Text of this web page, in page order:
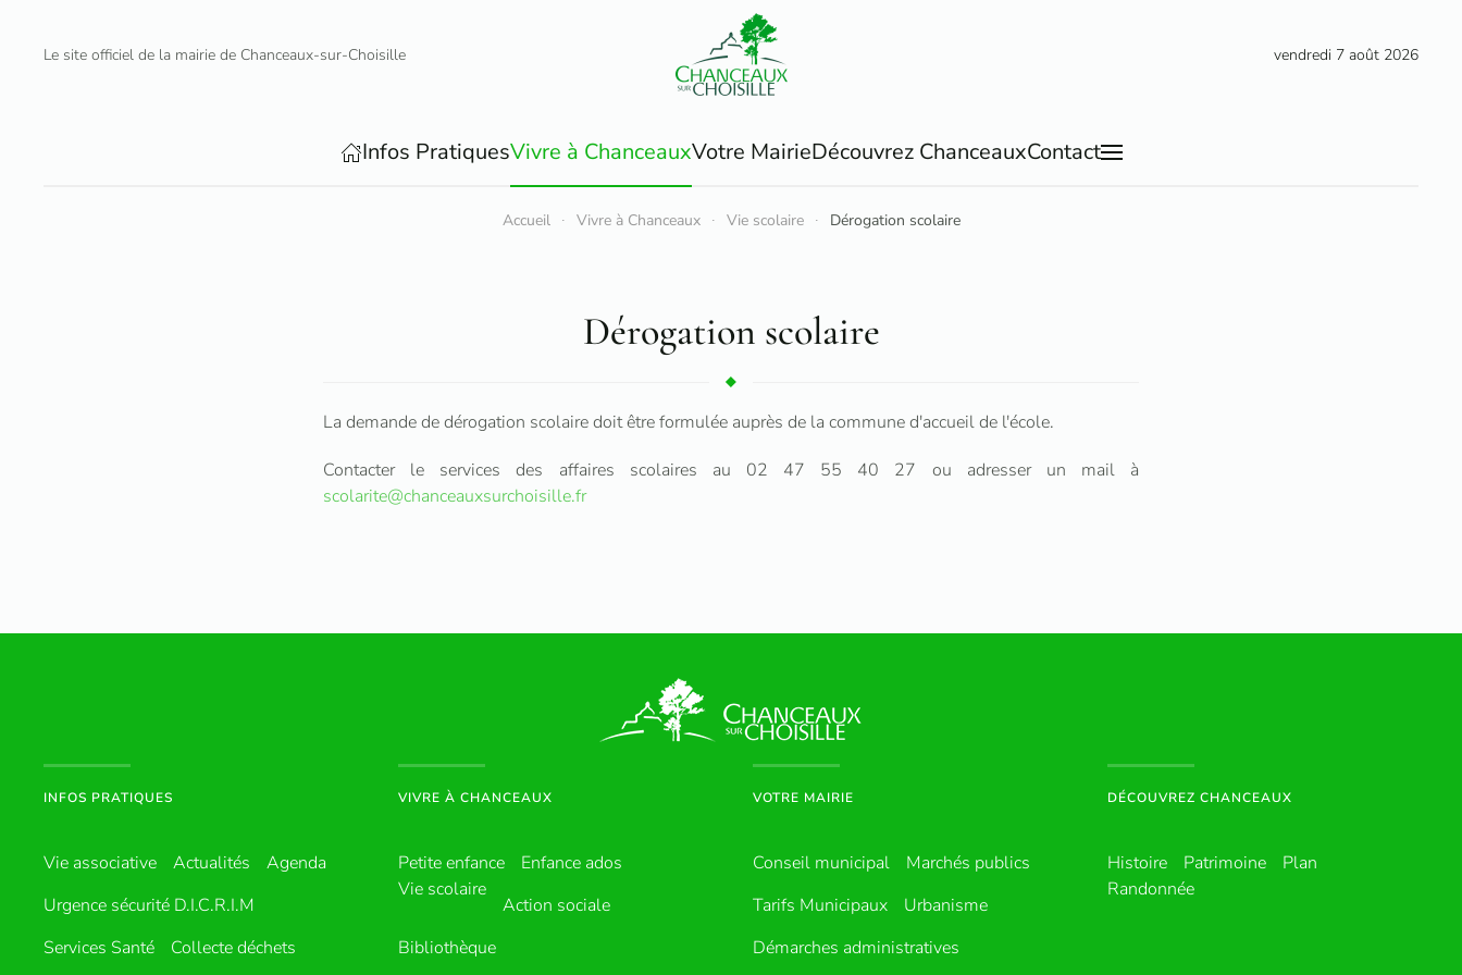
Accéder au contenu principal
Le site officiel de la mairie de Chanceaux-sur-Choisille vendredi 7 août 2026
Infos PratiquesVivre à ChanceauxVotre MairieDécouvrez ChanceauxContact
Accueil Vivre à Chanceaux Vie scolaire Dérogation scolaire
Dérogation scolaire
La demande de dérogation scolaire doit être formulée auprès de la commune d'accueil de l'école.
Contacter le services des affaires scolaires au 02 47 55 40 27 ou adresser un mail à
scolarite@chanceauxsurchoisille.fr
INFOS PRATIQUES
Vie associative Actualités
Agenda
Urgence sécurité D.I.C.R.I.M
Services Santé
Collecte déchets
VIVRE À CHANCEAUX
Petite enfance
Enfance ados
Vie scolaire
Action sociale
Bibliothèque
VOTRE MAIRIE
Conseil municipal
Marchés publics
Tarifs Municipaux
Urbanisme
Démarches administratives
DÉCOUVREZ CHANCEAUX
Histoire Patrimoine
Plan
Randonnée